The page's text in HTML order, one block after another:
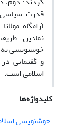
قدرت
آرامگاه
نمادین
خوشنویسی نه
و گفتمانی
اسلامی است.
کلیدواژه‌ها
خوشنویسی